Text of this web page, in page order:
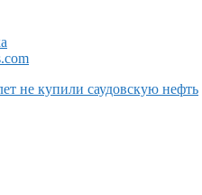
не купили саудовскую нефть